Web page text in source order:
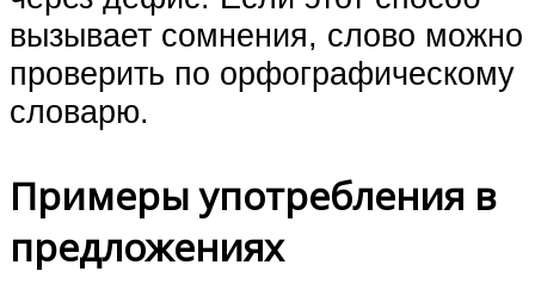
вызывает сомнения, слово можно
проверить по орфографическому
словарю.
Примеры употребления в
предложениях